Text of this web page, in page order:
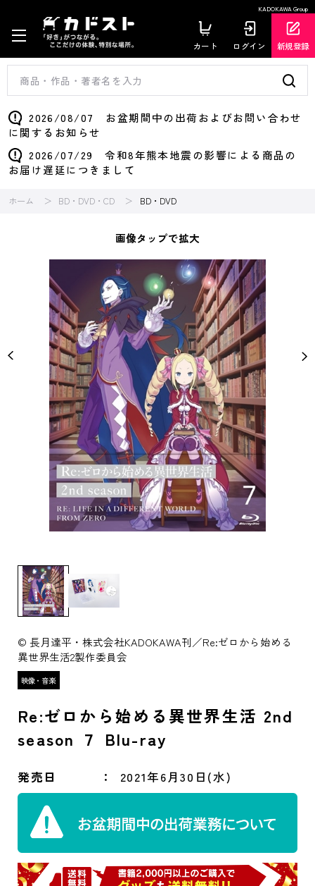
KADOKAWA Group
カート ログイン 新規登録
2026/08/07 お盆期間中の出荷およびお問い合わせ
に関するお知らせ
2026/07/29 令和8年熊本地震の影響による商品の
お届け遅延につきまして
ホーム BD・DVD・CD BD・DVD
画像タップで拡大
© 長月達平・株式会社KADOKAWA刊／Re:ゼロから始める
異世界生活2製作委員会
Re:ゼロから始める異世界生活 2nd
season ７ Blu-ray
発売日 2021年6月30日(水)